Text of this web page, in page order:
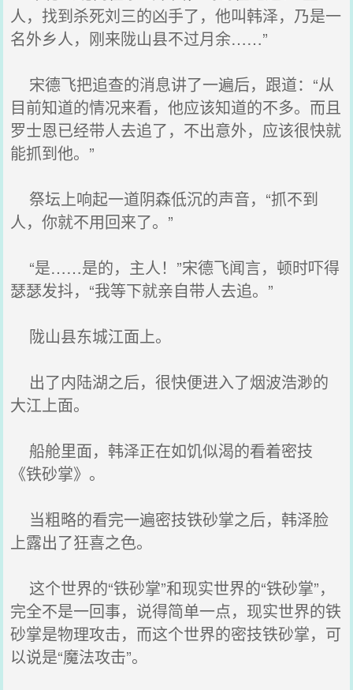
人，找到杀死刘三的凶手了，他叫韩泽，乃是一
名外乡人，刚来陇山县不过月余……”
宋德飞把追查的消息讲了一遍后，跟道：“从
目前知道的情况来看，他应该知道的不多。而且
罗士恩已经带人去追了，不出意外，应该很快就
能抓到他。”
祭坛上响起一道阴森低沉的声音，“抓不到
人，你就不用回来了。”
“是……是的，主人！”宋德飞闻言，顿时吓得
瑟瑟发抖，“我等下就亲自带人去追。”
陇山县东城江面上。
出了内陆湖之后，很快便进入了烟波浩渺的
大江上面。
船舱里面，韩泽正在如饥似渴的看着密技
《铁砂掌》。
当粗略的看完一遍密技铁砂掌之后，韩泽脸
上露出了狂喜之色。
这个世界的“铁砂掌”和现实世界的“铁砂掌”，
完全不是一回事，说得简单一点，现实世界的铁
砂掌是物理攻击，而这个世界的密技铁砂掌，可
以说是“魔法攻击”。